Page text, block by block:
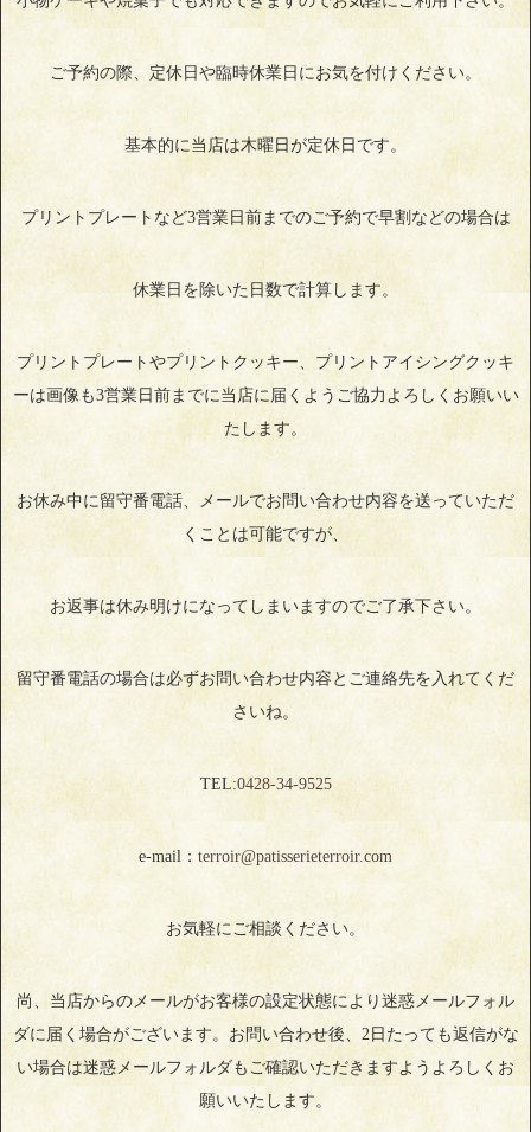
ご予約の際、定休日や臨時休業日にお気を付けください。
基本的に当店は木曜日が定休日です。
プリントプレートなど3営業日前までのご予約で早割などの場合は
休業日を除いた日数で計算します。
プリントプレートやプリントクッキー、プリントアイシングクッキ
ーは画像も3営業日前までに当店に届くようご協力よろしくお願いい
たします。
お休み中に留守番電話、メールでお問い合わせ内容を送っていただ
くことは可能ですが、
お返事は休み明けになってしまいますのでご了承下さい。
留守番電話の場合は必ずお問い合わせ内容とご連絡先を入れてくだ
さいね。
TEL:0428‐34‐9525
e-mail： terroir@patisserieterroir.com
お気軽にご相談ください。
尚、当店からのメールがお客様の設定状態により迷惑メールフォル
ダに届く場合がございます。お問い合わせ後、2日たっても返信がな
い場合は迷惑メールフォルダもご確認いただきますようよろしくお
願いいたします。